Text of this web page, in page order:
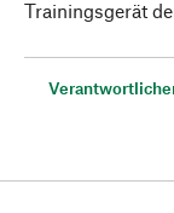
Trainingsgerät